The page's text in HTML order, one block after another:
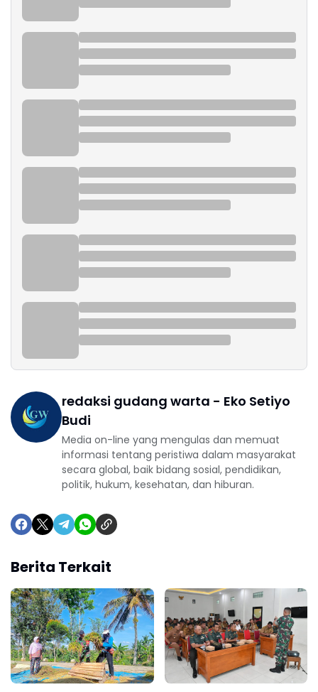
redaksi gudang warta - Eko Setiyo
Budi
Media on-line yang mengulas dan memuat
informasi tentang peristiwa dalam masyarakat
secara global, baik bidang sosial, pendidikan,
politik, hukum, kesehatan, dan hiburan.
Berita Terkait